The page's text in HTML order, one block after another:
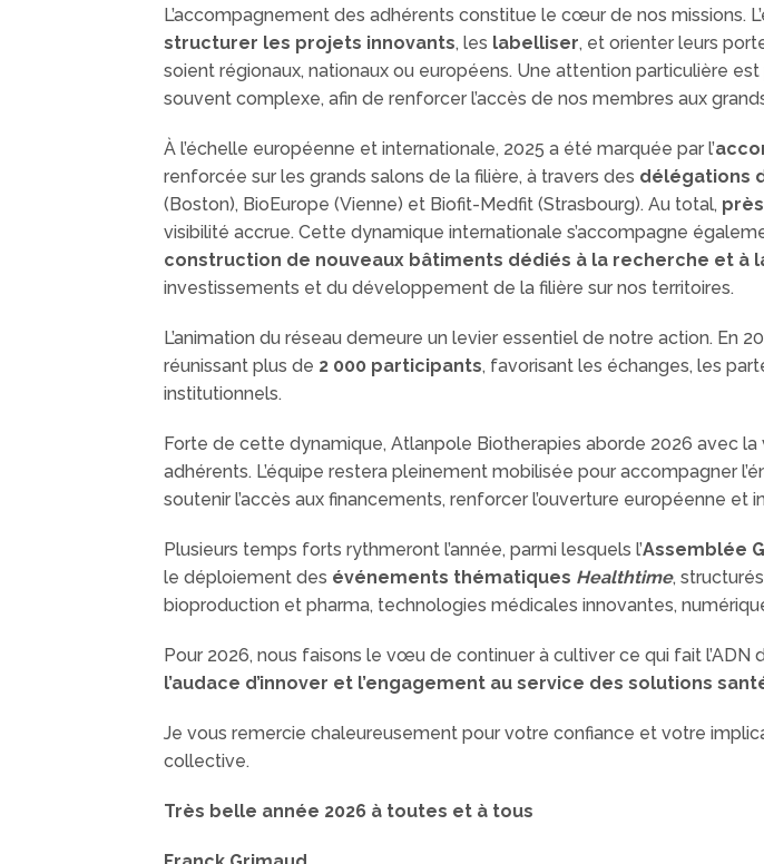
L’accompagnement des adhérents constitue le cœur de nos missions.
structurer les projets innovants, les labelliser, et orienter leurs
soient régionaux, nationaux ou européens. Une attention particulière
souvent complexe, afin de renforcer l’accès de nos membres aux
À l’échelle européenne et internationale, 2025 a été marquée par l’
renforcée sur les grands salons de la filière, à travers des délégations
(Boston), BioEurope (Vienne) et Biofit-Medfit (Strasbourg). Au total,
visibilité accrue. Cette dynamique internationale s’accompagne
construction de nouveaux bâtiments dédiés à la recherche et à
investissements et du développement de la filière sur nos territoires.
L’animation du réseau demeure un levier essentiel de notre action. En
réunissant plus de 2 000 participants, favorisant les échanges, les
institutionnels.
Forte de cette dynamique, Atlanpole Biotherapies aborde 2026 avec
adhérents. L’équipe restera pleinement mobilisée pour accompagner
soutenir l’accès aux financements, renforcer l’ouverture européenne et
Plusieurs temps forts rythmeront l’année, parmi lesquels l’Assemblée
le déploiement des événements thématiques Healthtime,
bioproduction et pharma, technologies médicales innovantes,
Pour 2026, nous faisons le vœu de continuer à cultiver ce qui fait l’ADN
l’audace d’innover et l’engagement au service des solutions
Je vous remercie chaleureusement pour votre confiance et votre
collective.
Très belle année 2026 à toutes et à tous